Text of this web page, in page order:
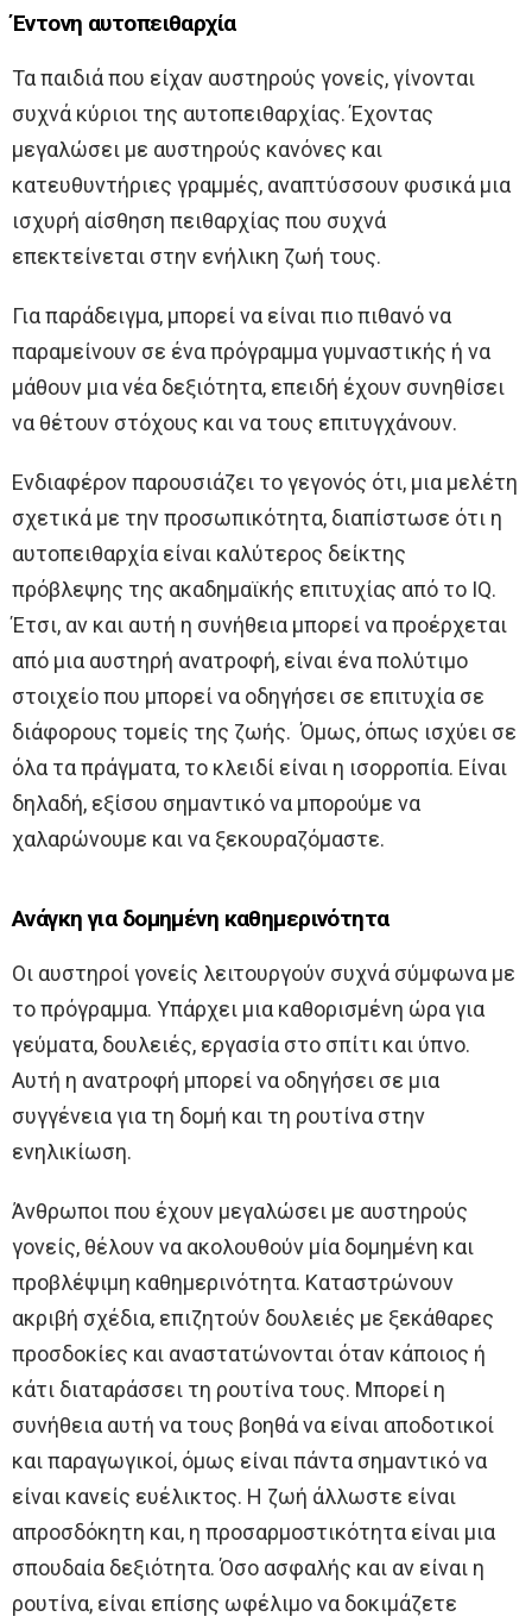
Έντονη αυτοπειθαρχία
Τα παιδιά που είχαν αυστηρούς γονείς, γίνονται
συχνά κύριοι της αυτοπειθαρχίας. Έχοντας
μεγαλώσει με αυστηρούς κανόνες και
κατευθυντήριες γραμμές, αναπτύσσουν φυσικά μια
ισχυρή αίσθηση πειθαρχίας που συχνά
επεκτείνεται στην ενήλικη ζωή τους.
Για παράδειγμα, μπορεί να είναι πιο πιθανό να
παραμείνουν σε ένα πρόγραμμα γυμναστικής ή να
μάθουν μια νέα δεξιότητα, επειδή έχουν συνηθίσει
να θέτουν στόχους και να τους επιτυγχάνουν.
Ενδιαφέρον παρουσιάζει το γεγονός ότι, μια μελέτη
σχετικά με την προσωπικότητα, διαπίστωσε ότι η
αυτοπειθαρχία είναι καλύτερος δείκτης
πρόβλεψης της ακαδημαϊκής επιτυχίας από το IQ.
Έτσι, αν και αυτή η συνήθεια μπορεί να προέρχεται
από μια αυστηρή ανατροφή, είναι ένα πολύτιμο
στοιχείο που μπορεί να οδηγήσει σε επιτυχία σε
διάφορους τομείς της ζωής. Όμως, όπως ισχύει σε
όλα τα πράγματα, το κλειδί είναι η ισορροπία. Είναι
δηλαδή, εξίσου σημαντικό να μπορούμε να
χαλαρώνουμε και να ξεκουραζόμαστε.
Ανάγκη για δομημένη καθημερινότητα
Οι αυστηροί γονείς λειτουργούν συχνά σύμφωνα με
το πρόγραμμα. Υπάρχει μια καθορισμένη ώρα για
γεύματα, δουλειές, εργασία στο σπίτι και ύπνο.
Αυτή η ανατροφή μπορεί να οδηγήσει σε μια
συγγένεια για τη δομή και τη ρουτίνα στην
ενηλικίωση.
Άνθρωποι που έχουν μεγαλώσει με αυστηρούς
γονείς, θέλουν να ακολουθούν μία δομημένη και
προβλέψιμη καθημερινότητα. Καταστρώνουν
ακριβή σχέδια, επιζητούν δουλειές με ξεκάθαρες
προσδοκίες και αναστατώνονται όταν κάποιος ή
κάτι διαταράσσει τη ρουτίνα τους. Μπορεί η
συνήθεια αυτή να τους βοηθά να είναι αποδοτικοί
και παραγωγικοί, όμως είναι πάντα σημαντικό να
είναι κανείς ευέλικτος. Η ζωή άλλωστε είναι
απροσδόκητη και, η προσαρμοστικότητα είναι μια
σπουδαία δεξιότητα. Όσο ασφαλής και αν είναι η
ρουτίνα, είναι επίσης ωφέλιμο να δοκιμάζετε